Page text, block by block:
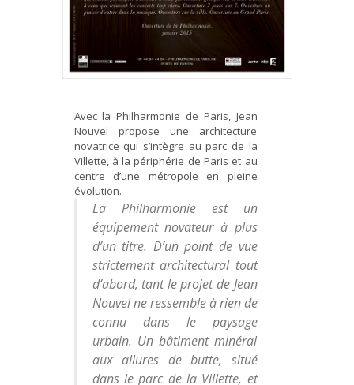
Avec la Philharmonie de Paris, Jean
Nouvel propose une architecture
novatrice qui s’intègre au parc de la
Villette, à la périphérie de Paris et au
centre d’une métropole en pleine
évolution.
La Philharmonie est un
équipement novateur à plus
d’un titre. D’un point de vue
strictement architectural tout
d’abord, tant le projet de Jean
Nouvel ne ressemble à rien de
connu dans le paysage
urbain. Un bâtiment minéral
aux allures de butte, situé
dans le parc de la Villette, et